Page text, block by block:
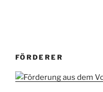
FÖRDERER